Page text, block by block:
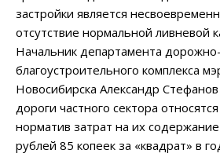
застройки является
отсутствие нормальной ливневой
Начальник департамента дорожно-
благоустроительного комплекса
Новосибирска Александр
дороги частного сектора
норматив затрат на их содержание
рублей 85 копеек за «квадрат» в